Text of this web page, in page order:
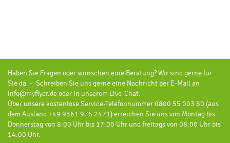
Haben Sie Fragen oder wünschen eine Beratung? Wir sind gerne für
Sie da – Schreiben Sie uns gerne eine Nachricht per E-Mail an
info@myflyer.de oder in unserem Live-Chat.
Über unsere kostenlose Service-Telefonnummer 0800 55 003 80 (aus
dem Ausland +49 9561 976 2471) erreichen Sie uns von Montag bis
Donnerstag von 8:00 Uhr bis 17:00 Uhr und freitags von 08:00 Uhr bis
14:00 Uhr.